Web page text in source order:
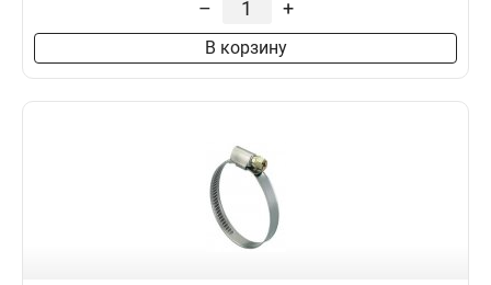
– +
В корзину